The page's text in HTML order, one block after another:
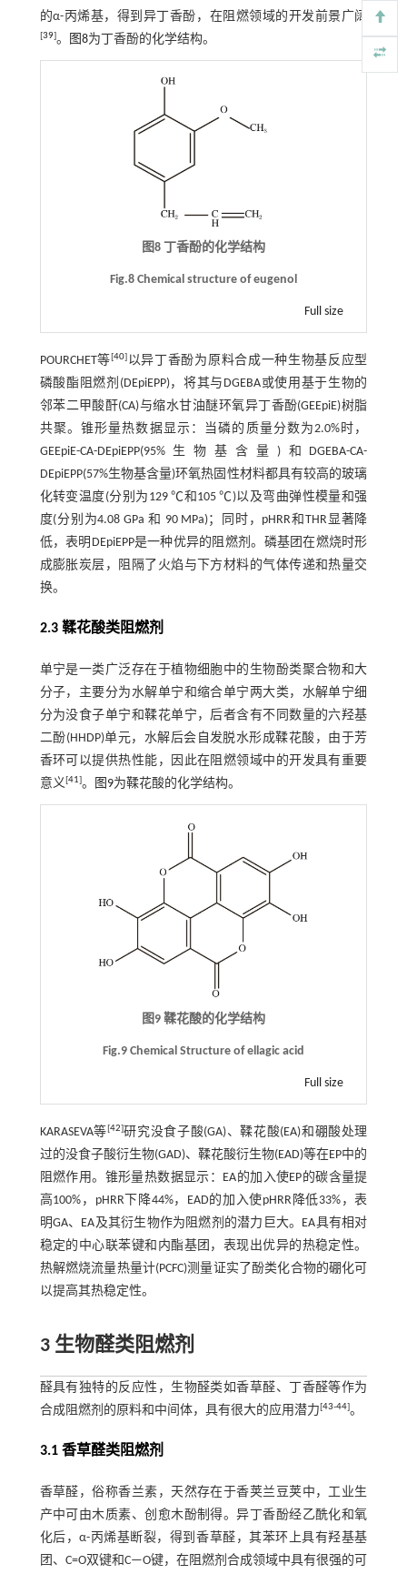
的α-丙烯基，得到异丁香酚，在阻燃领域的开发前景广阔
[39]。 图8为丁香酚的化学结构。
图8 丁香酚的化学结构
Fig.8 Chemical structure of eugenol
Full size
POURCHET等[40]以异丁香酚为原料合成一种生物基反应型
磷酸酯阻燃剂(DEpiEPP)，将其与DGEBA或使用基于生物的
邻苯二甲酸酐(CA)与缩水甘油醚环氧异丁香酚(GEEpiE)树脂
共聚。锥形量热数据显示：当磷的质量分数为2.0%时，
GEEpiE-CA-DEpiEPP(95%生物基含量)和DGEBA-CA-
DEpiEPP(57%生物基含量)环氧热固性材料都具有较高的玻璃
化转变温度(分别为129 ℃和105 ℃)以及弯曲弹性模量和强
度(分别为4.08 GPa 和 90 MPa)；同时，pHRR和THR显著降
低，表明DEpiEPP是一种优异的阻燃剂。磷基团在燃烧时形
成膨胀炭层，阻隔了火焰与下方材料的气体传递和热量交
换。
2.3 鞣花酸类阻燃剂
单宁是一类广泛存在于植物细胞中的生物酚类聚合物和大
分子，主要分为水解单宁和缩合单宁两大类，水解单宁细
分为没食子单宁和鞣花单宁，后者含有不同数量的六羟基
二酚(HHDP)单元，水解后会自发脱水形成鞣花酸，由于芳
香环可以提供热性能，因此在阻燃领域中的开发具有重要
意义[41]。 图9为鞣花酸的化学结构。
图9 鞣花酸的化学结构
Fig.9 Chemical Structure of ellagic acid
Full size
KARASEVA等[42]研究没食子酸(GA)、鞣花酸(EA)和硼酸处理
过的没食子酸衍生物(GAD)、鞣花酸衍生物(EAD)等在EP中的
阻燃作用。锥形量热数据显示：EA的加入使EP的碳含量提
高100%，pHRR下降44%，EAD的加入使pHRR降低33%，表
明GA、EA及其衍生物作为阻燃剂的潜力巨大。EA具有相对
稳定的中心联苯键和内酯基团，表现出优异的热稳定性。
热解燃烧流量热量计(PCFC)测量证实了酚类化合物的硼化可
以提高其热稳定性。
3 生物醛类阻燃剂
醛具有独特的反应性，生物醛类如香草醛、丁香醛等作为
合成阻燃剂的原料和中间体，具有很大的应用潜力[43-44]。
3.1 香草醛类阻燃剂
香草醛，俗称香兰素，天然存在于香荚兰豆荚中，工业生
产中可由木质素、创愈木酚制得。异丁香酚经乙酰化和氧
化后，α-丙烯基断裂，得到香草醛，其苯环上具有羟基基
团、C=O双键和C—O键，在阻燃剂合成领域中具有很强的可